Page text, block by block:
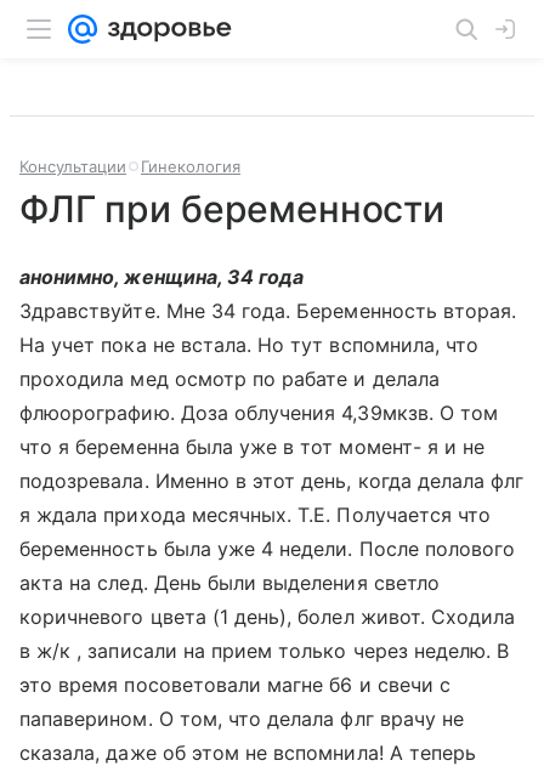
Консультации Гинекология
ФЛГ при беременности
анонимно, женщина, 34 года
Здравствуйте. Мне 34 года. Беременность вторая.
На учет пока не встала. Но тут вспомнила, что
проходила мед осмотр по рабате и делала
флюорографию. Доза облучения 4,39мкзв. О том
что я беременна была уже в тот момент- я и не
подозревала. Именно в этот день, когда делала флг
я ждала прихода месячных. Т.Е. Получается что
беременность была уже 4 недели. После полового
акта на след. День были выделения светло
коричневого цвета (1 день), болел живот. Сходила
в ж/к , записали на прием только через неделю. В
это время посоветовали магне б6 и свечи с
папаверином. О том, что делала флг врачу не
сказала, даже об этом не вспомнила! А теперь